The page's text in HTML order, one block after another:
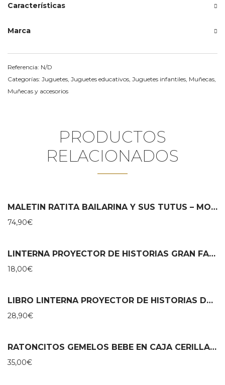
Características
Marca
Referencia: N/D
Categorías: Juguetes Juguetes educativos Juguetes infantiles Muñecas
Muñecas y accesorios
PRODUCTOS
RELACIONADOS
MALETIN RATITA BAILARINA Y SUS TUTUS – MOULIN ROTY
74,90€
LINTERNA PROYECTOR DE HISTORIAS GRAN FAMILIA – MOULIN ROTY
18,00€
LIBRO LINTERNA PROYECTOR DE HISTORIAS DE DANSE – MOULIN ROTY
28,90€
RATONCITOS GEMELOS BEBE EN CAJA CERILLAS – MAILEG
35,00€